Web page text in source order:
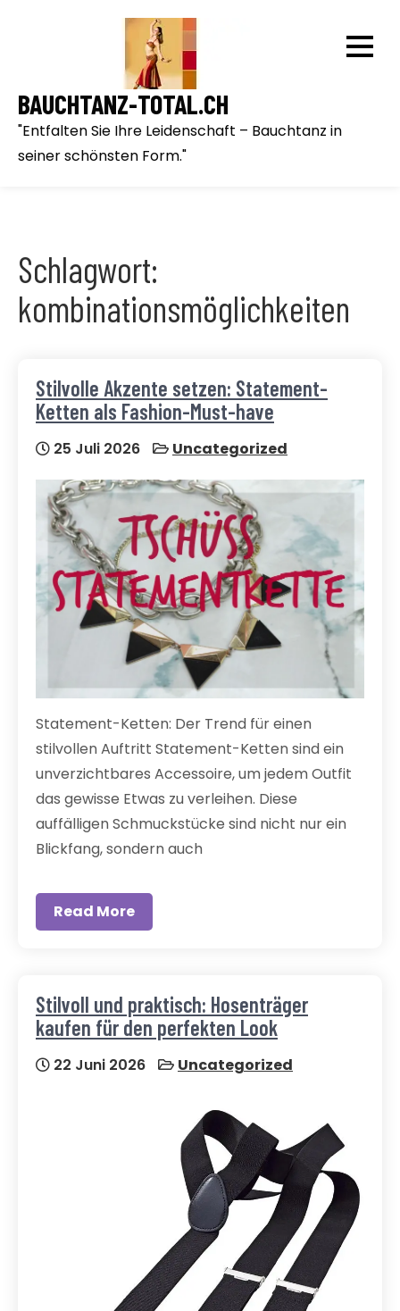
BAUCHTANZ-TOTAL.CH
"Entfalten Sie Ihre Leidenschaft – Bauchtanz in
seiner schönsten Form."
Schlagwort:
kombinationsmöglichkeiten
Stilvolle Akzente setzen: Statement-
Ketten als Fashion-Must-have
25 Juli 2026 Uncategorized
Statement-Ketten: Der Trend für einen
stilvollen Auftritt Statement-Ketten sind ein
unverzichtbares Accessoire, um jedem Outfit
das gewisse Etwas zu verleihen. Diese
auffälligen Schmuckstücke sind nicht nur ein
Blickfang, sondern auch
Read More
Stilvoll und praktisch: Hosenträger
kaufen für den perfekten Look
22 Juni 2026 Uncategorized